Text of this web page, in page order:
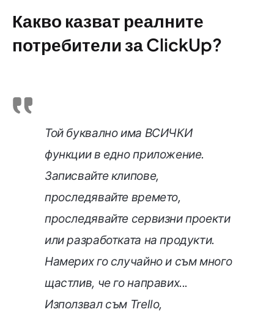
Какво казват реалните
потребители за ClickUp?
Той буквално има ВСИЧКИ
функции в едно приложение.
Записвайте клипове,
проследявайте времето,
проследявайте сервизни проекти
или разработката на продукти.
Намерих го случайно и съм много
щастлив, че го направих...
Използвал съм Trello,